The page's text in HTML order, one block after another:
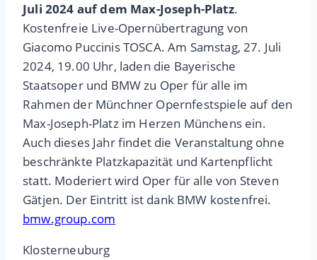
Juli 2024 auf dem Max-Joseph-Platz.
Kostenfreie Live-Opernübertragung von
Giacomo Puccinis TOSCA. Am Samstag, 27. Juli
2024, 19.00 Uhr, laden die Bayerische
Staatsoper und BMW zu Oper für alle im
Rahmen der Münchner Opernfestspiele auf den
Max-Joseph-Platz im Herzen Münchens ein.
Auch dieses Jahr findet die Veranstaltung ohne
beschränkte Platzkapazität und Kartenpflicht
statt. Moderiert wird Oper für alle von Steven
Gätjen. Der Eintritt ist dank BMW kostenfrei.
bmw.group.com
Klosterneuburg